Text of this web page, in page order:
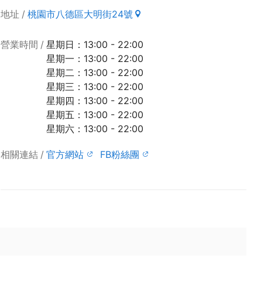
地址 桃園市八德區大明街24號
營業時間
星期日：13:00 - 22:00
星期一：13:00 - 22:00
星期二：13:00 - 22:00
星期三：13:00 - 22:00
星期四：13:00 - 22:00
星期五：13:00 - 22:00
星期六：13:00 - 22:00
相關連結 官方網站 FB粉絲團